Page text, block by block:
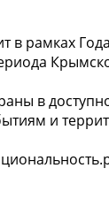
в рамках
в
и